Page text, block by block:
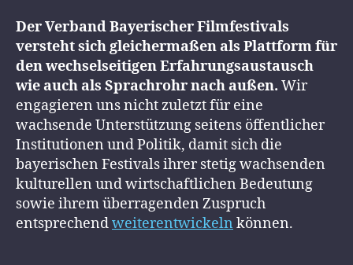
Der Verband Bayerischer Filmfestivals
versteht sich gleichermaßen als Plattform für
den wechselseitigen Erfahrungsaustausch
wie auch als Sprachrohr nach außen. Wir
engagieren uns nicht zuletzt für eine
wachsende Unterstützung seitens öffentlicher
Institutionen und Politik, damit sich die
bayerischen Festivals ihrer stetig wachsenden
kulturellen und wirtschaftlichen Bedeutung
sowie ihrem überragenden Zuspruch
entsprechendweiterentwickeln können.